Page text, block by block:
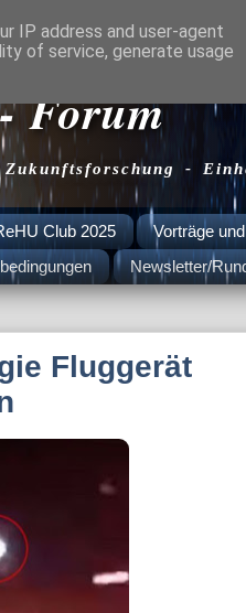
Forum
-
Club 2025
Vorträge
Newsletter/
Fluggerät
IP address and user-agent
of service, generate usage